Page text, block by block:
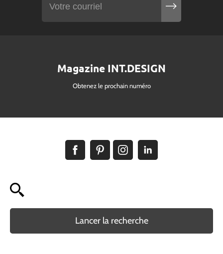
Magazine INT.DESIGN
Obtenez le prochain numéro
Lancer la recherche